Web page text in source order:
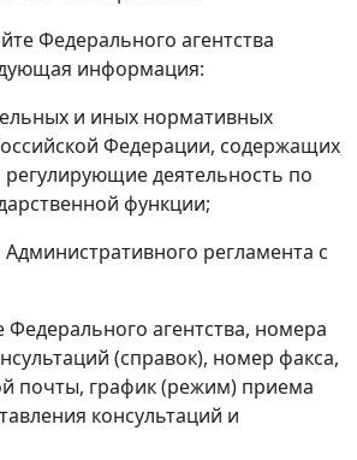
Федерального агентства
информация:
и иных нормативных
Федерации, содержащих
деятельность по
функции;
Административного регламента с
агентства, номера
(справок), номер факса,
почты, график (режим) приема
консультаций и